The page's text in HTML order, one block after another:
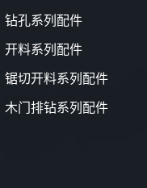
钻孔系列配件
开料系列配件
锯切开料系列配件
木门排钻系列配件